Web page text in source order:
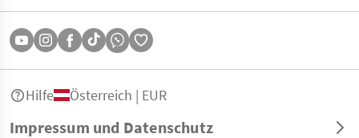
Impressum und Datenschutz
Hilfe Österreich | EUR